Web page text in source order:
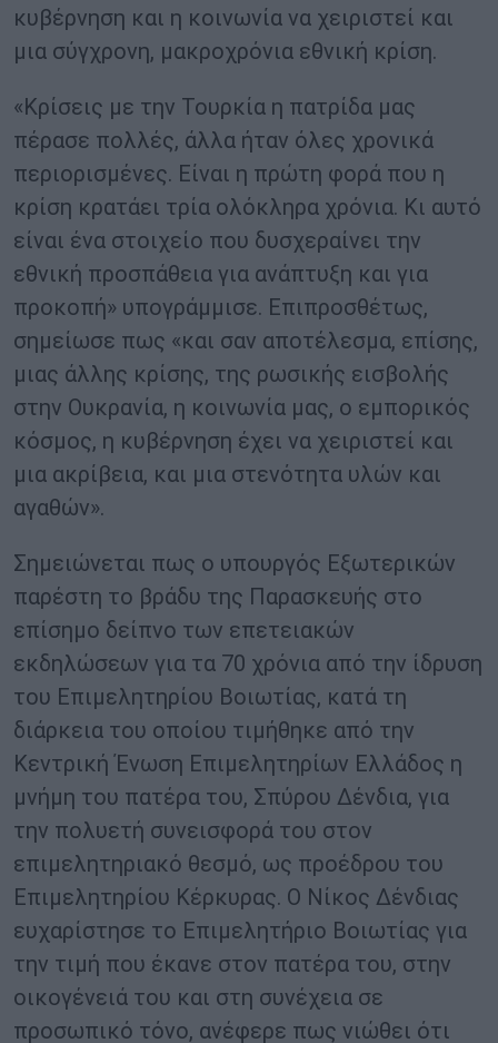
κυβέρνηση και η κοινωνία να χειριστεί και
μια σύγχρονη, μακροχρόνια εθνική κρίση.
«Κρίσεις με την Τουρκία η πατρίδα μας
πέρασε πολλές, άλλα ήταν όλες χρονικά
περιορισμένες. Είναι η πρώτη φορά που η
κρίση κρατάει τρία ολόκληρα χρόνια. Κι αυτό
είναι ένα στοιχείο που δυσχεραίνει την
εθνική προσπάθεια για ανάπτυξη και για
προκοπή» υπογράμμισε. Επιπροσθέτως,
σημείωσε πως «και σαν αποτέλεσμα, επίσης,
μιας άλλης κρίσης, της ρωσικής εισβολής
στην Ουκρανία, η κοινωνία μας, ο εμπορικός
κόσμος, η κυβέρνηση έχει να χειριστεί και
μια ακρίβεια, και μια στενότητα υλών και
αγαθών».
Σημειώνεται πως ο υπουργός Εξωτερικών
παρέστη το βράδυ της Παρασκευής στο
επίσημο δείπνο των επετειακών
εκδηλώσεων για τα 70 χρόνια από την ίδρυση
του Επιμελητηρίου Βοιωτίας, κατά τη
διάρκεια του οποίου τιμήθηκε από την
Κεντρική Ένωση Επιμελητηρίων Ελλάδος η
μνήμη του πατέρα του, Σπύρου Δένδια, για
την πολυετή συνεισφορά του στον
επιμελητηριακό θεσμό, ως προέδρου του
Επιμελητηρίου Κέρκυρας. Ο Νίκος Δένδιας
ευχαρίστησε το Επιμελητήριο Βοιωτίας για
την τιμή που έκανε στον πατέρα του, στην
οικογένειά του και στη συνέχεια σε
προσωπικό τόνο, ανέφερε πως νιώθει ότι